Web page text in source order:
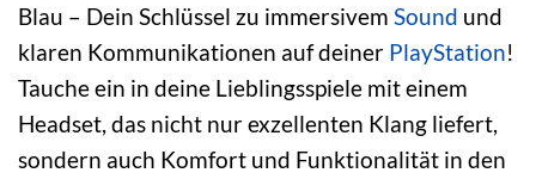
Blau – Dein Schlüssel zu immersivem Sound und
klaren Kommunikationen auf deiner PlayStation!
Tauche ein in deine Lieblingsspiele mit einem
Headset, das nicht nur exzellenten Klang liefert,
sondern auch Komfort und Funktionalität in den